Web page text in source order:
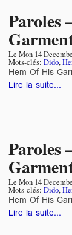
Paroles
Le Mon 14
Mots-clés: Dido,
Hem Of His
Lire la suite...
Paroles
Le Mon 14
Mots-clés: Dido,
Hem Of His
Lire la suite...